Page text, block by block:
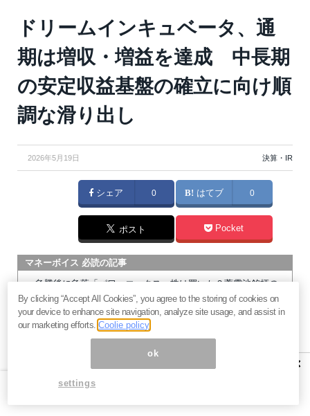
ドリームインキュベータ、通
期は増収・増益を達成 中長期
の安定収益基盤の確立に向け順
調な滑り出し
2026年5月19日 決算・IR
シェア 0 はてブ 0
ポスト Pocket
マネーボイス 必読の記事
急騰後に急落「パワーエックス」株は買いか？蓄電池銘柄の
将来性とリスク
過去最高益「サンリオ」は買いか？決算で見えた“強い事
業”と“脆い統治”の同居
村田製作所なぜ株価3.8倍急騰？AIデータセンター需要の期待
「蓄電所」設置ブームで恩恵！株価上昇が見込める日本企業4
×
By clicking “Accept All Cookies”, you agree to the storing of cookies on
your device to enhance site navigation, analyze site usage, and assist in
our marketing efforts.Coolie policy
ok
settings